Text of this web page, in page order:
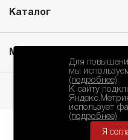
Каталог
Месторождение
Для
мы
(подробнее).
К сайту
использует
(подробнее).
Я